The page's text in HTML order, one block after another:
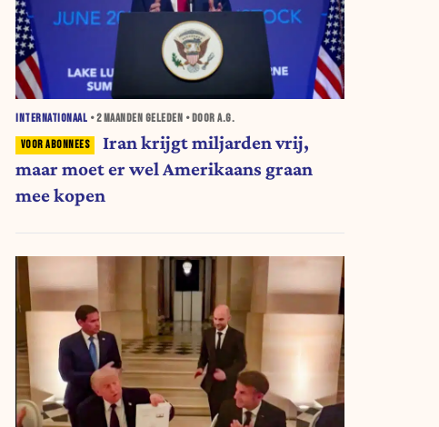
INTERNATIONAAL •2 MAANDEN GELEDEN • DOOR A.G.
Iran krijgt miljarden vrij,
maar moet er wel Amerikaans graan
mee kopen